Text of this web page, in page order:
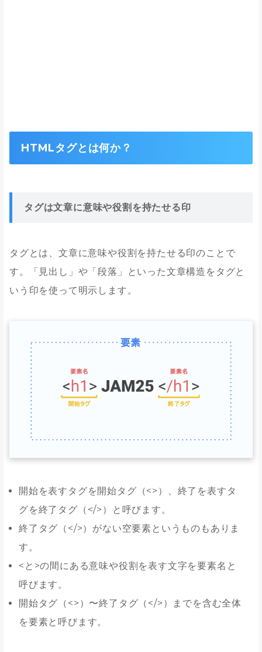
HTMLタグとは何か？
タグは文章に意味や役割を持たせる印
タグとは、文章に意味や役割を持たせる印のことで
す。「見出し」や「段落」といった文章構造をタグと
いう印を使って明示します。
開始を表すタグを開始タグ（<>）、終了を表すタ
グを終了タグ（</>）と呼びます。
終了タグ（</>）がない空要素というものもありま
す。
<と>の間にある意味や役割を表す文字を要素名と
呼びます。
開始タグ（<>）〜終了タグ（</>）までを含む全体
を要素と呼びます。